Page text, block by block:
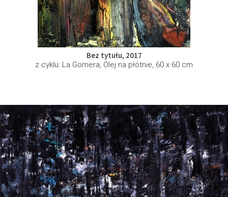
Bez tytułu, 2017
z cyklu: La Gomera, Olej na płótnie, 60 x 60 cm